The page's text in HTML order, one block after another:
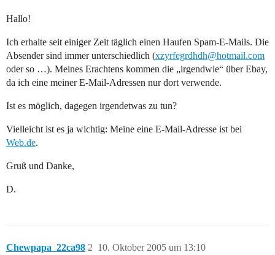
Hallo!
Ich erhalte seit einiger Zeit täglich einen Haufen Spam-E-Mails. Die
Absender sind immer unterschiedlich (xzyrfegrdhdh@hotmail.com
oder so …). Meines Erachtens kommen die „irgendwie“ über Ebay,
da ich eine meiner E-Mail-Adressen nur dort verwende.
Ist es möglich, dagegen irgendetwas zu tun?
Vielleicht ist es ja wichtig: Meine eine E-Mail-Adresse ist bei
Web.de.
Gruß und Danke,
D.
Chewpapa_22ca98 10. Oktober 2005 um 13:10
2